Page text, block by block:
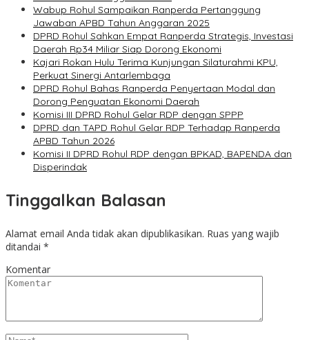
Wabup Rohul Sampaikan Ranperda Pertanggung
Jawaban APBD Tahun Anggaran 2025
DPRD Rohul Sahkan Empat Ranperda Strategis, Investasi
Daerah Rp34 Miliar Siap Dorong Ekonomi
Kajari Rokan Hulu Terima Kunjungan Silaturahmi KPU,
Perkuat Sinergi Antarlembaga
DPRD Rohul Bahas Ranperda Penyertaan Modal dan
Dorong Penguatan Ekonomi Daerah
Komisi III DPRD Rohul Gelar RDP dengan SPPP
DPRD dan TAPD Rohul Gelar RDP Terhadap Ranperda
APBD Tahun 2026
Komisi II DPRD Rohul RDP dengan BPKAD, BAPENDA dan
Disperindak
Tinggalkan Balasan
Alamat email Anda tidak akan dipublikasikan. Ruas yang wajib
ditandai *
Komentar